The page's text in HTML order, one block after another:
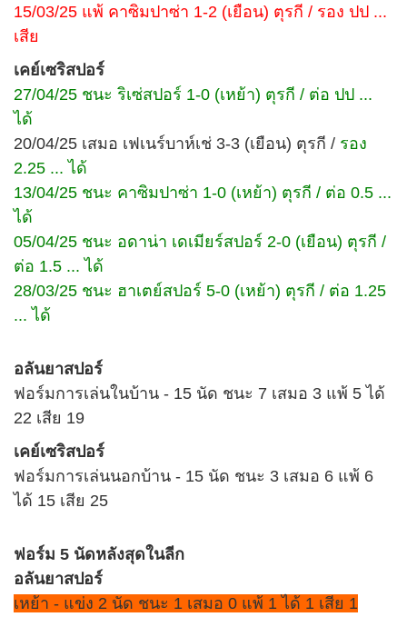
15/03/25 แพ้ คาซิมปาซ่า 1-2 (เยือน) ตุรกี / รอง ปป ...
เสีย
เคย์เซริสปอร์
27/04/25 ชนะ ริเซ่สปอร์ 1-0 (เหย้า) ตุรกี / ต่อ ปป ...
ได้
20/04/25 เสมอ เฟเนร์บาห์เช่ 3-3 (เยือน) ตุรกี / รอง
2.25 ... ได้
13/04/25 ชนะ คาซิมปาซ่า 1-0 (เหย้า) ตุรกี / ต่อ 0.5 ...
ได้
05/04/25 ชนะ อดาน่า เดเมียร์สปอร์ 2-0 (เยือน) ตุรกี /
ต่อ 1.5 ... ได้
28/03/25 ชนะ ฮาเตย์สปอร์ 5-0 (เหย้า) ตุรกี / ต่อ 1.25
... ได้
อลันยาสปอร์
ฟอร์มการเล่นในบ้าน - 15 นัด ชนะ 7 เสมอ 3 แพ้ 5 ได้
22 เสีย 19
เคย์เซริสปอร์
ฟอร์มการเล่นนอกบ้าน - 15 นัด ชนะ 3 เสมอ 6 แพ้ 6
ได้ 15 เสีย 25
ฟอร์ม 5 นัดหลังสุดในลีก
อลันยาสปอร์
เหย้า - แข่ง 2 นัด ชนะ 1 เสมอ 0 แพ้ 1 ได้ 1 เสีย 1